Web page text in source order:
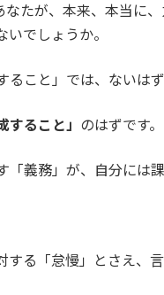
たが、本来、本当に
でしょうか。
こと」では、ないはず
すること」 のはずです。
義務」が、自分には課
る「怠慢」とさえ、